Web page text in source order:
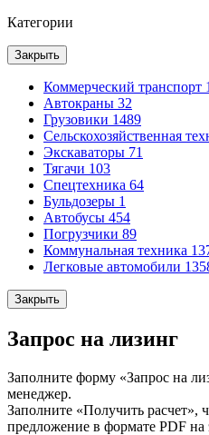
Категории
Закрыть
Коммерческий транспорт
Автокраны 32
Грузовики 1489
Сельскохозяйственная
Экскаваторы 71
Тягачи 103
Спецтехника 64
Бульдозеры 1
Автобусы 454
Погрузчики 89
Коммунальная техника
Легковые автомобили
Закрыть
Запрос на лизинг
Заполните форму «Запрос на
менеджер.
Заполните «Получить расчет»,
предложение в формате PDF на